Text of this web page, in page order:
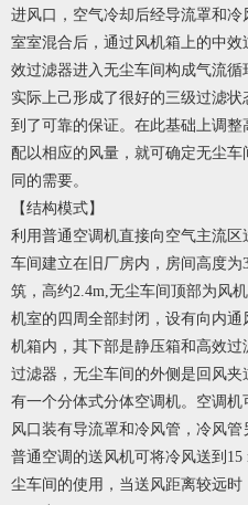
进风口，空气冷却后经导流罩和
室室混合后，通过风机箱上的中
效过滤器进入无尘车间构成气流循
实际上己形成了很好的三级过滤
到了可靠的保证。在此基础上调整
配以相应的风量，就可确定无尘
同的需要。
【结构模式】
利用普通空调机直接向空气主流
车间建立在旧厂房内，房间高度
筑，高约2.4m,无尘车间顶部为风
机室的四周全部封闭，设有向内
机箱内，其下部是静压箱和高效
过滤器，无尘车间的外侧是回风
有一个分体式分体空调机。空调
风口装有导流罩和冷风管，冷风
普通空调的送风机可将冷风送到
尘车间的使用，当送风距离较远